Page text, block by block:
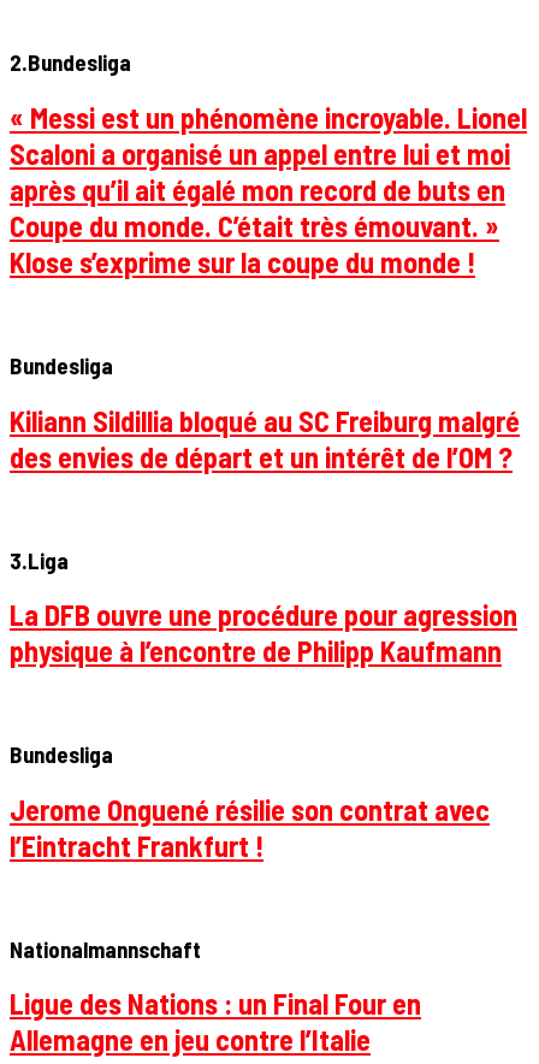
2.Bundesliga
« Messi est un phénomène incroyable. Lionel
Scaloni a organisé un appel entre lui et moi
après qu’il ait égalé mon record de buts en
Coupe du monde. C’était très émouvant. »
Klose s’exprime sur la coupe du monde !
Bundesliga
Kiliann Sildillia bloqué au SC Freiburg malgré
des envies de départ et un intérêt de l’OM ?
3.Liga
La DFB ouvre une procédure pour agression
physique à l’encontre de Philipp Kaufmann
Bundesliga
Jerome Onguené résilie son contrat avec
l’Eintracht Frankfurt !
Nationalmannschaft
Ligue des Nations : un Final Four en
Allemagne en jeu contre l’Italie